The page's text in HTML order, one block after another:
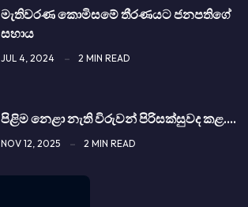
මැතිවරණ කොමිසමේ තීරණයට ජනපතිගේ
සහාය
JUL 4, 2024 2 MIN READ
පිළිම නෙළා නැති විරුවන් පිරිසක්සුවද කළ.…
NOV 12, 2025 2 MIN READ